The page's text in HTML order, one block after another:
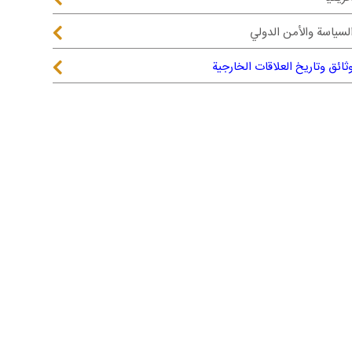
والأمن الدولي
وتاريخ العلاقات الخارجية